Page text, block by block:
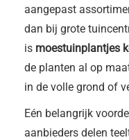
aangepast
dan bij grote
is moestuinplantjes
de planten al op
in de volle grond of
Eén belangrijk
aanbieders delen